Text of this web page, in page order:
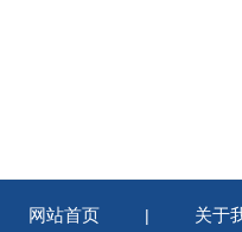
网站首页 | 关于